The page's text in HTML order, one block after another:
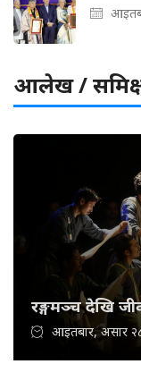
आलेख /
रङ्गमञ्च देखि
आइतबार, असार